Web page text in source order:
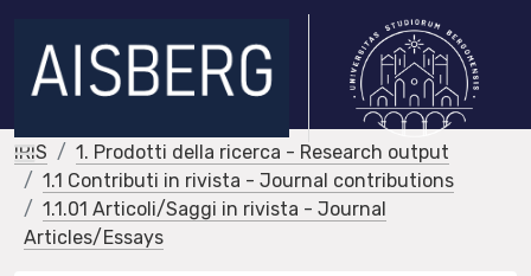
IRIS
1. Prodotti della ricerca - Research output
1.1 Contributi in rivista - Journal contributions
1.1.01 Articoli/Saggi in rivista - Journal
Articles/Essays